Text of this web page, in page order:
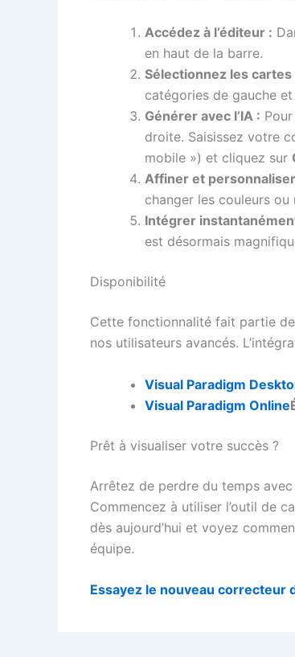
Accédez à l’éditeur :
en haut de la barre.
Sélectionnez les cartes
catégories de gauche
Générer avec l’IA :
droite. Saisissez votre
mobile ») et cliquez sur
Affiner et
changer les couleurs
Intégrer
est désormais
Disponibilité
Cette fonctionnalité fait partie
nos utilisateurs avancés.
Visual Paradigm
Visual Paradigm Online
Prêt à visualiser votre succès ?
Arrêtez de perdre du temps avec
Commencez à utiliser l’outil de
dès aujourd’hui et voyez
équipe.
Essayez le nouveau correcteur